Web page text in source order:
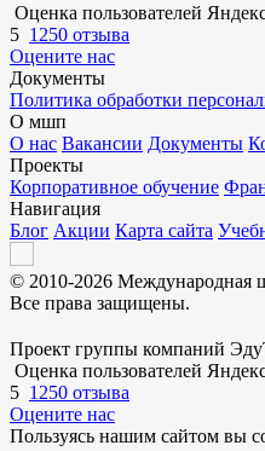
Оценка пользователей
5 1250 отзыва
Оцените нас
Документы
Политика обработки
О мшп
О нас Вакансии Документы
Проекты
Корпоративное обучение
Навигация
Блог Акции Карта сайта
© 2010-2026 Международная
Все права защищены.
Проект группы компаний
Оценка пользователей
5 1250 отзыва
Оцените нас
Пользуясь нашим сайтом вы